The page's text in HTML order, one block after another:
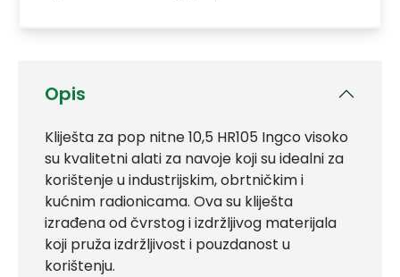
Opis
Kliješta za pop nitne 10,5 HR105 Ingco visoko
su kvalitetni alati za navoje koji su idealni za
korištenje u industrijskim, obrtničkim i
kućnim radionicama. Ova su kliješta
izrađena od čvrstog i izdržljivog materijala
koji pruža izdržljivost i pouzdanost u
korištenju.